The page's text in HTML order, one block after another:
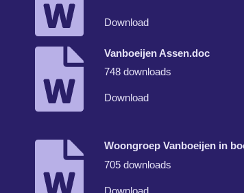
Download
Vanboeijen Assen.doc
748 downloads
Download
Woongroep Vanboeijen in
705 downloads